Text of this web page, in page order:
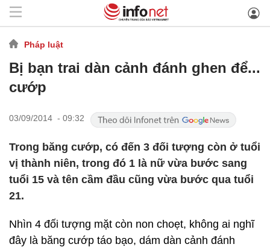
Pháp luật
Bị bạn trai dàn cảnh đánh ghen để...
cướp
03/09/2014 - 09:32
Trong băng cướp, có đến 3 đối tượng còn ở tuổi
vị thành niên, trong đó 1 là nữ vừa bước sang
tuổi 15 và tên cầm đầu cũng vừa bước qua tuổi
21.
Nhìn 4 đối tượng mặt còn non choẹt, không ai nghĩ
đây là băng cướp táo bạo, dám dàn cảnh đánh